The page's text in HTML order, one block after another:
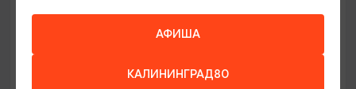
Калининград, ул. Баранова, 45
АФИША
КАЛИНИНГРАД80